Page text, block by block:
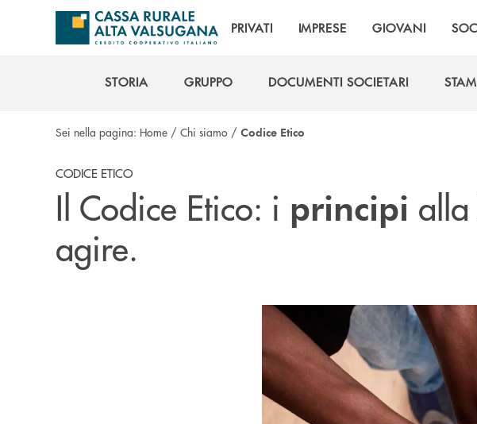
Salta al contenuto principale
PRIVATI IMPRESE GIOVANI
STORIA
GRUPPO
DOCUMENTI SOCIETARI
Sei nella pagina: Home / Chi siamo / Codice Etico
CODICE ETICO
Il Codice Etico: i principi
agire.